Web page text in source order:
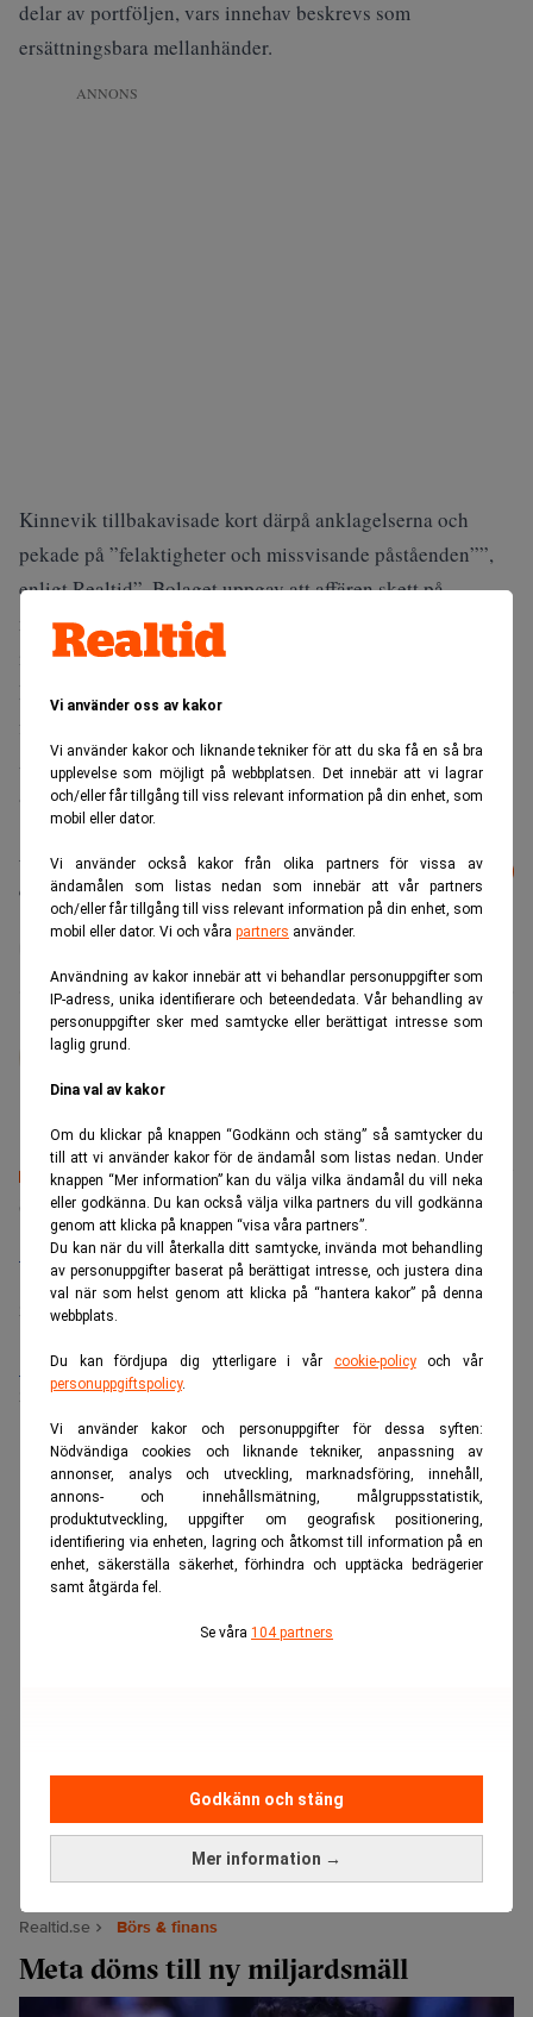
Vi använder oss av kakor
Vi använder kakor och liknande tekniker för att du ska få en så bra
upplevelse som möjligt på webbplatsen. Det innebär att vi lagrar
och/eller får tillgång till viss relevant information på din enhet, som
mobil eller dator.
Vi använder också kakor från olika partners för vissa av
ändamålen som listas nedan som innebär att vår partners
och/eller får tillgång till viss relevant information på din enhet, som
mobil eller dator. Vi och våra partners använder.
Användning av kakor innebär att vi behandlar personuppgifter som
IP-adress, unika identifierare och beteendedata. Vår behandling av
personuppgifter sker med samtycke eller berättigat intresse som
laglig grund.
Dina val av kakor
Om du klickar på knappen “Godkänn och stäng” så samtycker du
till att vi använder kakor för de ändamål som listas nedan. Under
knappen “Mer information” kan du välja vilka ändamål du vill neka
eller godkänna. Du kan också välja vilka partners du vill godkänna
genom att klicka på knappen “visa våra partners”.
Du kan när du vill återkalla ditt samtycke, invända mot behandling
av personuppgifter baserat på berättigat intresse, och justera dina
val när som helst genom att klicka på “hantera kakor” på denna
webbplats.
Du kan fördjupa dig ytterligare i vår cookie-policyoch vår
personuppgiftspolicy.
Vi använder kakor och personuppgifter för dessa syften:
Nödvändiga cookies och liknande tekniker, anpassning av
annonser, analys och utveckling, marknadsföring, innehåll,
annons- och innehållsmätning, målgruppsstatistik,
produktutveckling, uppgifter om geografisk positionering,
identifiering via enheten, lagring och åtkomst till information på en
enhet, säkerställa säkerhet, förhindra och upptäcka bedrägerier
samt åtgärda fel.
Se våra 104 partners
Mer information →
Godkänn och stäng
delar av portföljen, vars innehav beskrevs som
ersättningsbara mellanhänder.
ANNONS
Kinnevik tillbakavisade kort därpå anklagelserna och
pekade på ”felaktigheter och missvisande påståenden””,
enligt Realtid”. Bolaget uppgav att affären skett på
marknadsmässiga villkor med en oberoende nordisk
investerare.
I slutet av maj meddelade Kinnevik att Investors tidigare
finanschef Helena Saxon blir ny vd.
Aktien har därefter tagit ett skutt uppåt, men är sedan
årsskiftet ned 29 procent.
Läs mer från Realtid - vårt nyhetsbrev
är kostnadsfritt:
Prenumerera
Johan Colliander
Fastighetsvärlden, Fri Köpenskap, Food Supply.
Senaste lediga jobben
Bolagsjurist till Eltel AB
Placering:Bromma, Stockholm
Sista ansökningsdag:
Medarbetare inom Intern styrning och kontroll till Alecta
Sista ansökningsdag:
ANNONS
Realtid.se Börs & finans
Meta döms till ny miljardsmäll